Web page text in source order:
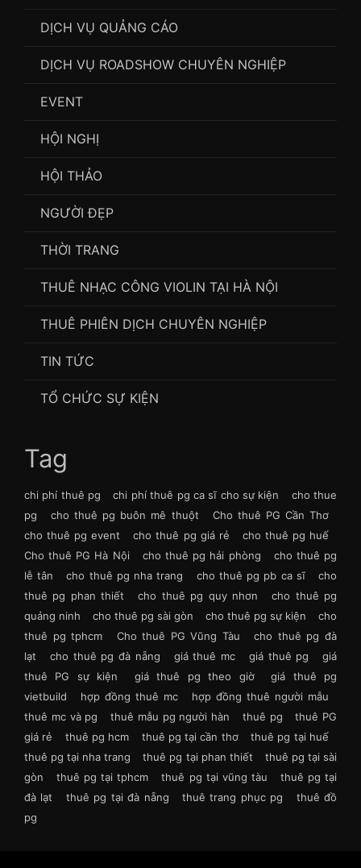
DỊCH VỤ QUẢNG CÁO
DỊCH VỤ ROADSHOW CHUYÊN NGHIỆP
EVENT
HỘI NGHỊ
HỘI THẢO
NGƯỜI ĐẸP
THỜI TRANG
THUÊ NHẠC CÔNG VIOLIN TẠI HÀ NỘI
THUÊ PHIÊN DỊCH CHUYÊN NGHIỆP
TIN TỨC
TỔ CHỨC SỰ KIỆN
Tag
chi phí thuê pg chi phí thuê pg ca sĩ cho sự kiện
cho thue
pg
cho thuê pg buôn mê thuột
Cho thuê PG Cần Thơ
cho thuê pg event
cho thuê pg giá rẻ
cho thuê pg huế
Cho thuê PG Hà Nội
cho thuê pg hải phòng
cho thuê pg
lễ tân
cho thuê pg nha trang cho thuê pg pb ca sĩ
cho
thuê pg phan thiết
cho thuê pg quy nhơn
cho thuê pg
quảng ninh
cho thuê pg sài gòn cho thuê pg sự kiện
cho
thuê pg tphcm
Cho thuê PG Vũng Tàu
cho thuê pg đà
lạt
cho thuê pg đà nẵng giá thuê mc giá thuê pg
giá
thuê PG sự kiện
giá thuê pg theo giờ
giá thuê pg
vietbuild
hợp đồng thuê mc
hợp đồng thuê người mẫu
thuê mc và pg
thuê mẫu pg người hàn thuê pg
thuê PG
giá rẻ
thuê pg hcm thuê pg tại cần thơ
thuê pg tại huế
thuê pg tại nha trang
thuê pg tại phan thiết
thuê pg tại sài
gòn
thuê pg tại tphcm thuê pg tại vũng tàu
thuê pg tại
đà lạt
thuê pg tại đà nẵng thuê trang phục pg
thuê đồ
pg